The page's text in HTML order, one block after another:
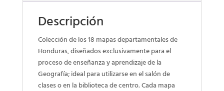
Descripción
Colección de los 18 mapas departamentales de
Honduras, diseñados exclusivamente para el
proceso de enseñanza y aprendizaje de la
Geografía; ideal para utilizarse en el salón de
clases o en la biblioteca de centro. Cada mapa